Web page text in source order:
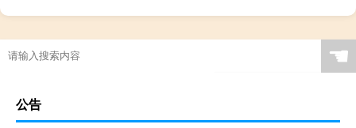
☚
公告